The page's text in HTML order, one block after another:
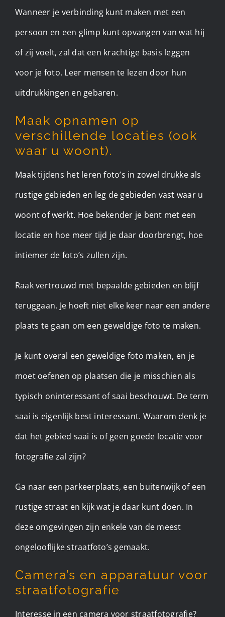
Wanneer je verbinding kunt maken met een
persoon en een glimp kunt opvangen van wat hij
of zij voelt, zal dat een krachtige basis leggen
voor je foto. Leer mensen te lezen door hun
uitdrukkingen en gebaren.
Maak opnamen op
verschillende locaties (ook
waar u woont).
Maak tijdens het leren foto’s in zowel drukke als
rustige gebieden en leg de gebieden vast waar u
woont of werkt. Hoe bekender je bent met een
locatie en hoe meer tijd je daar doorbrengt, hoe
intiemer de foto’s zullen zijn.
Raak vertrouwd met bepaalde gebieden en blijf
teruggaan. Je hoeft niet elke keer naar een andere
plaats te gaan om een geweldige foto te maken.
Je kunt overal een geweldige foto maken, en je
moet oefenen op plaatsen die je misschien als
typisch oninteressant of saai beschouwt. De term
saai is eigenlijk best interessant. Waarom denk je
dat het gebied saai is of geen goede locatie voor
fotografie zal zijn?
Ga naar een parkeerplaats, een buitenwijk of een
rustige straat en kijk wat je daar kunt doen. In
deze omgevingen zijn enkele van de meest
ongelooflijke straatfoto’s gemaakt.
Camera’s en apparatuur voor
straatfotografie
Interesse in een camera voor straatfotografie?